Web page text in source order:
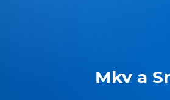
Mkv a